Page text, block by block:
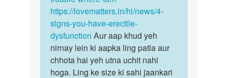
https://lovematters.in/hi/news/4-
signs-you-have-erectile-
dysfunction Aur aap khud yeh
nirnay lein ki aapka ling patla aur
chhota hai yeh utna uchit nahi
hoga. Ling ke size ki sahi jaankari